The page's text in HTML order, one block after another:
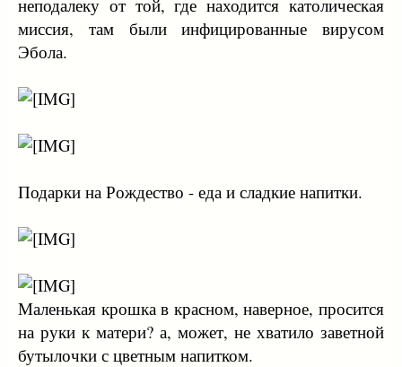
неподалеку от той, где находится католическая
миссия, там были инфицированные вирусом
Эбола.
Подарки на Рождество - еда и сладкие напитки.
Маленькая крошка в красном, наверное, просится
на руки к матери? а, может, не хватило заветной
бутылочки с цветным напитком.